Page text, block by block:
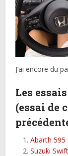
J’ai encore du
Les
(essai de
Abarth 595
Suzuki